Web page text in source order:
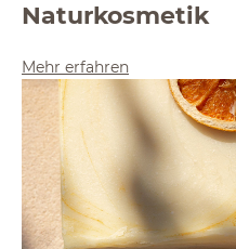
Naturkosmetik
Mehr erfahren